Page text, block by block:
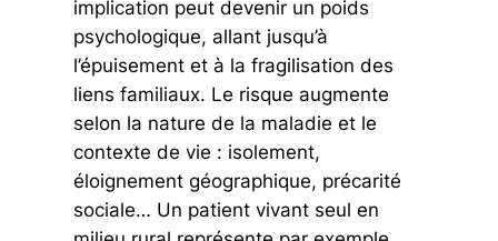
implication peut devenir un poids
psychologique, allant jusqu’à
l’épuisement et à la fragilisation des
liens familiaux. Le risque augmente
selon la nature de la maladie et le
contexte de vie : isolement,
éloignement géographique, précarité
sociale… Un patient vivant seul en